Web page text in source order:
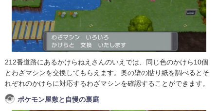
212番道路にあるかけらねえさんのいえでは、同じ色のかけら10個
とわざマシンを交換してもらえます。奥の壁の貼り紙を調べるとそ
れぞれのかけらに対応するわざマシンを確認することができます。
ポケモン屋敷と自慢の裏庭